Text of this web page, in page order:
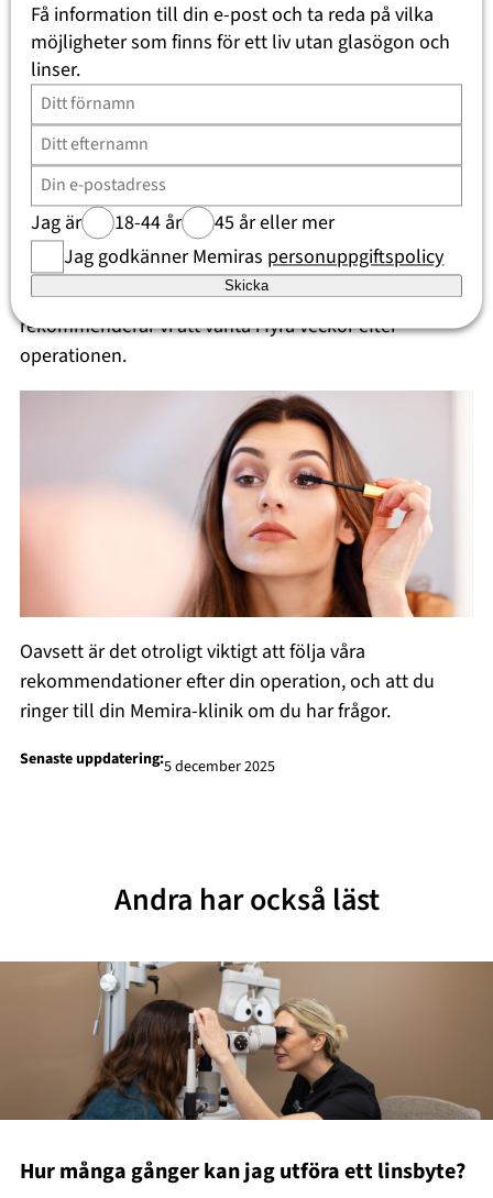
När kan jag använda ögonsmink
igen efter synkorrigeringen?
Vi vet att ögonsmink är viktigt för många, både
mascara men också färgning av ögonfransar samt
applicering av lösögonfransar. Efter en operation bör
du undvika ögonsmink som mascara den första
veckan efter operationen. Vad gäller färga
ögonfransarna eller sätta på lösögonfransar
rekommenderar vi att vänta i fyra veckor efter
operationen.
Oavsett är det otroligt viktigt att följa våra
rekommendationer efter din operation, och att du
ringer till din Memira-klinik om du har frågor.
Senaste uppdatering:5 december 2025
Andra har också läst
Hur många gånger kan jag utföra ett linsbyte?
Få information till din e-post och ta reda på vilka
möjligheter som finns för ett liv utan glasögon och
linser.
Jag är 18-44 år
45 år eller mer
Jag godkänner Memiras personuppgiftspolicy
Skicka